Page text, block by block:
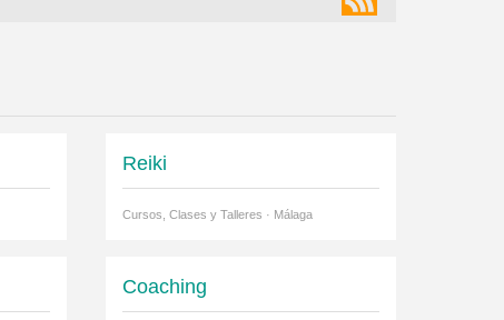
Reiki
Cursos, Clases y Talleres · Málaga
Coaching